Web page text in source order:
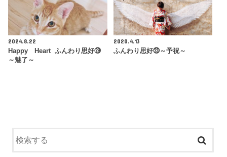
2024.8.22
Happy Heart ふんわり思好㉙
～魅了～
2020.4.13
ふんわり思好㉓～予祝～